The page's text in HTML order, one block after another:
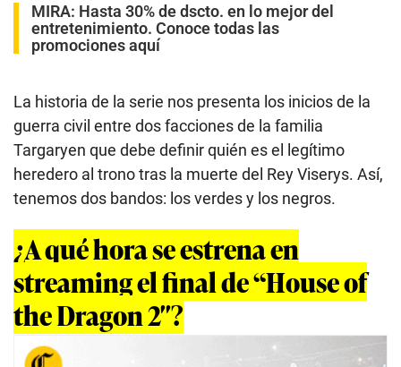
MIRA: Hasta 30% de dscto. en lo mejor del
entretenimiento. Conoce todas las
promociones aquí
La historia de la serie nos presenta los inicios de la
guerra civil entre dos facciones de la familia
Targaryen que debe definir quién es el legítimo
heredero al trono tras la muerte del Rey Viserys. Así,
tenemos dos bandos: los verdes y los negros.
¿A qué hora se estrena en
streaming el final de “House of
the Dragon 2″?